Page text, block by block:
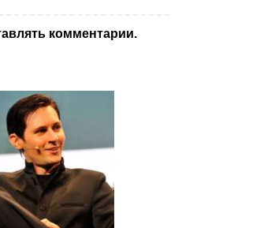
комментарии.